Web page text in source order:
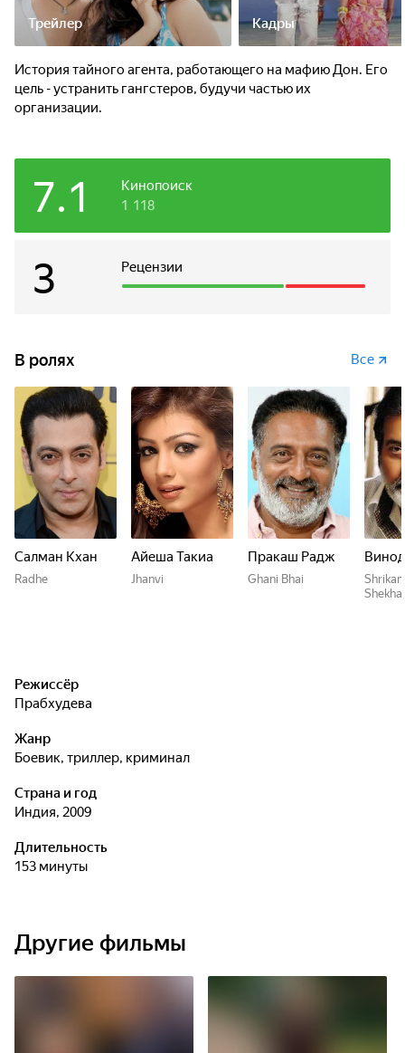
Трейлер Кадры
История тайного агента, работающего на мафию Дон. Его
цель - устранить гангстеров, будучи частью их
организации.
Кинопоиск
7.1 1 118
Рецензии
3
В ролях Все
Салман Кхан
Radhe
Айеша Такиа
Jhanvi
Пракаш Радж
Ghani Bhai
Режиссёр
Прабхудева
Жанр
боевик, триллер, криминал
Страна и год
Индия, 2009
Длительность
153 минуты
Другие фильмы